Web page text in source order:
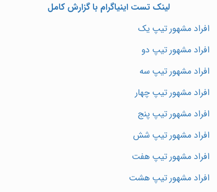
لینک تست اینیاگرام با گزارش کامل
افراد مشهور تیپ یک
افراد مشهور تیپ دو
افراد مشهور تیپ سه
افراد مشهور تیپ چهار
افراد مشهور تیپ پنج
افراد مشهور تیپ شش
افراد مشهور تیپ هفت
افراد مشهور تیپ هشت